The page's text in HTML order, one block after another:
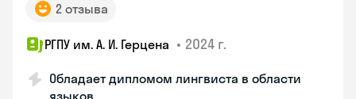
2 отзыва
РГПУ им. А. И. Герцена • 2024 г.
Обладает дипломом лингвиста в области
языков